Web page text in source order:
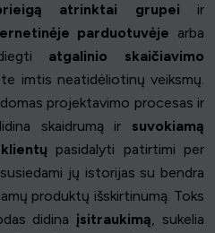
atrinktai grupei ir
parduotuvėje arba
atgalinio skaičiavimo
imtis neatidėliotinų veiksmų.
projektavimo procesas ir
skaidrumą ir suvokiamą
pasidalyti patirtimi per
jų istorijas su bendra
produktų išskirtinumą. Toks
didina įsitraukimą, sukelia